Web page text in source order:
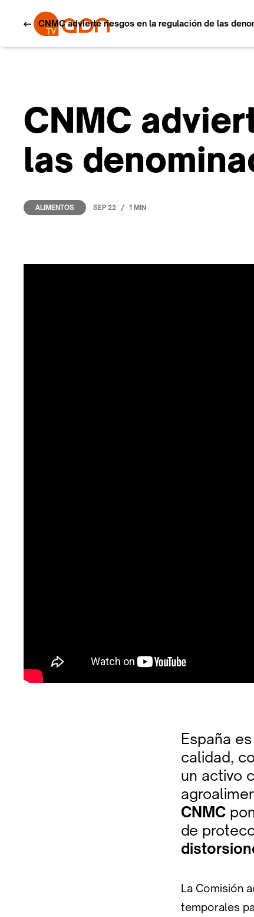
CNMC advierte riesgos en la regulación de las
CNMC
las
ALIMENTOS SEP 22 / 1 MIN
España
calidad,
un activo
CNMC
de
La Comisión
temporales